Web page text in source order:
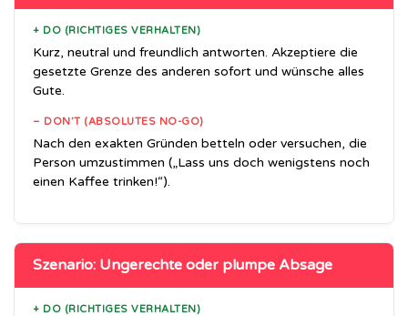
+ DO (RICHTIGES VERHALTEN)
Kurz, neutral und freundlich antworten. Akzeptiere die
gesetzte Grenze des anderen sofort und wünsche alles
Gute.
– DON’T (ABSOLUTES NO-GO)
Nach den exakten Gründen betteln oder versuchen, die
Person umzustimmen („Lass uns doch wenigstens noch
einen Kaffee trinken!“).
Szenario: Ungerechte oder plumpe Absage
+ DO (RICHTIGES VERHALTEN)